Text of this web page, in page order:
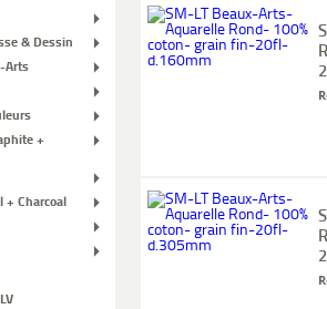
& Dessin
Arts
+
+ Charcoal